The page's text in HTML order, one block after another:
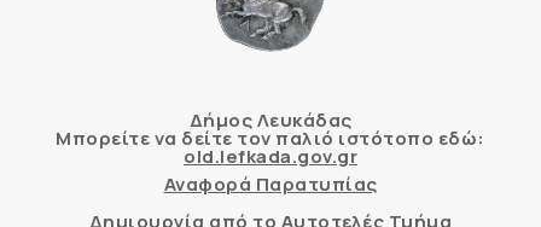
Δήμος Λευκάδας
Μπορείτε να δείτε τον παλιό ιστότοπο εδώ:
old.lefkada.gov.gr
Αναφορά Παρατυπίας
Δημιουργία από το Αυτοτελές Τμήμα